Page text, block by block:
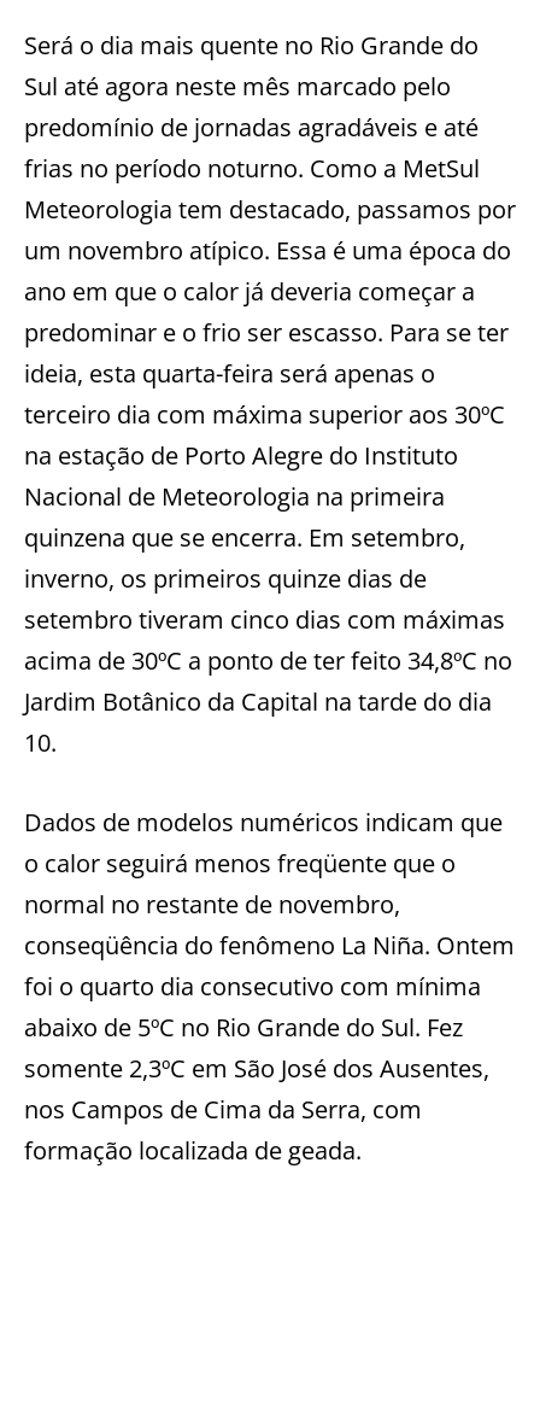
Será o dia mais quente no Rio Grande do
Sul até agora neste mês marcado pelo
predomínio de jornadas agradáveis e até
frias no período noturno. Como a MetSul
Meteorologia tem destacado, passamos por
um novembro atípico. Essa é uma época do
ano em que o calor já deveria começar a
predominar e o frio ser escasso. Para se ter
ideia, esta quarta-feira será apenas o
terceiro dia com máxima superior aos 30ºC
na estação de Porto Alegre do Instituto
Nacional de Meteorologia na primeira
quinzena que se encerra. Em setembro,
inverno, os primeiros quinze dias de
setembro tiveram cinco dias com máximas
acima de 30ºC a ponto de ter feito 34,8ºC no
Jardim Botânico da Capital na tarde do dia
10.
Dados de modelos numéricos indicam que
o calor seguirá menos freqüente que o
normal no restante de novembro,
conseqüência do fenômeno La Niña. Ontem
foi o quarto dia consecutivo com mínima
abaixo de 5ºC no Rio Grande do Sul. Fez
somente 2,3ºC em São José dos Ausentes,
nos Campos de Cima da Serra, com
formação localizada de geada.